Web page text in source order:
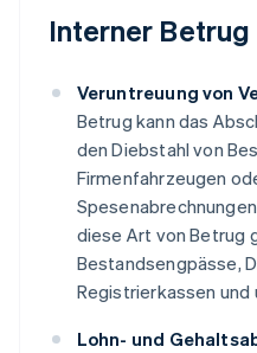
Interner Betrug
Veruntreuung von
Betrug kann das
den Diebstahl von
Firmenfahrzeugen
diese Art von Betrug
Bestandsengpässe,
Registrierkassen und
Lohn- und